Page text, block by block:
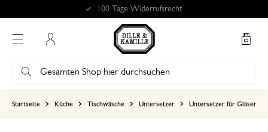
100 Tage Widerrufsrecht
Startseite Küche Tischwäsche Untersetzer Untersetzer für Gläser